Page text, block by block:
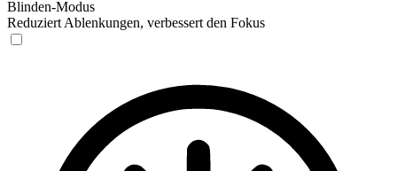
Blinden-Modus
Reduziert Ablenkungen, verbessert den Fokus